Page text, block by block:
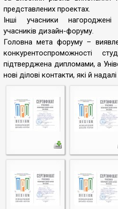
представлених проектах.
Інші учасники нагороджені
учасників дизайн-форуму.
Головна мета форуму –
конкурентоспроможності
підтверджена дипломами, а
нові ділові контакти, які й